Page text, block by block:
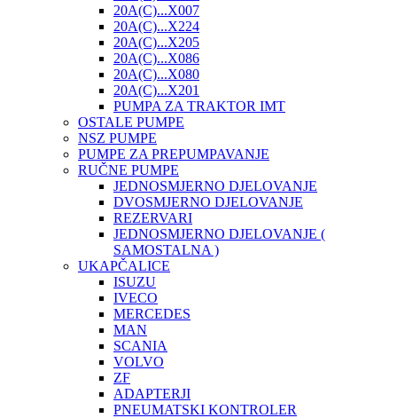
20A(C)...X007
20A(C)...X224
20A(C)...X205
20A(C)...X086
20A(C)...X080
20A(C)...X201
PUMPA ZA TRAKTOR IMT
OSTALE PUMPE
NSZ PUMPE
PUMPE ZA PREPUMPAVANJE
RUČNE PUMPE
JEDNOSMJERNO DJELOVANJE
DVOSMJERNO DJELOVANJE
REZERVARI
JEDNOSMJERNO DJELOVANJE (
SAMOSTALNA )
UKAPČALICE
ISUZU
IVECO
MERCEDES
MAN
SCANIA
VOLVO
ZF
ADAPTERJI
PNEUMATSKI KONTROLER